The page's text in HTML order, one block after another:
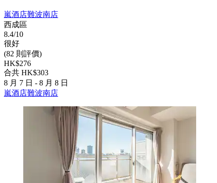
嵐酒店難波南店
西成區
8.4/10
很好
(82 則評價)
HK$276
合共 HK$303
8 月 7 日 - 8 月 8 日
嵐酒店難波南店